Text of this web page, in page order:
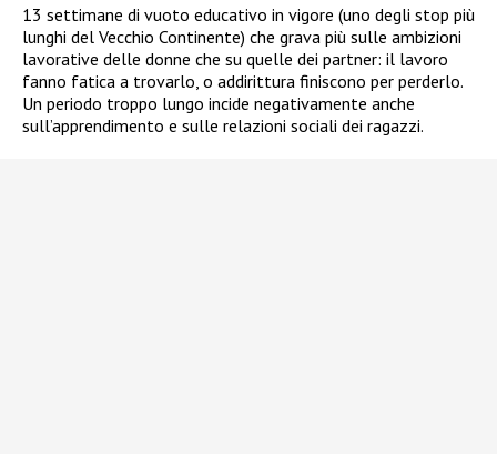
13 settimane di vuoto educativo in vigore (uno degli stop più
lunghi del Vecchio Continente) che grava più sulle ambizioni
lavorative delle donne che su quelle dei partner: il lavoro
fanno fatica a trovarlo, o addirittura finiscono per perderlo.
Un periodo troppo lungo incide negativamente anche
sull’apprendimento e sulle relazioni sociali dei ragazzi.